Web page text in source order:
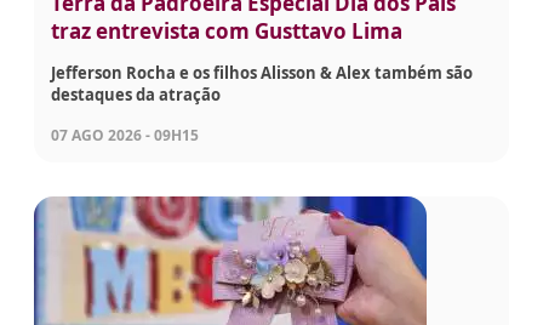
traz entrevista com Gusttavo Lima
Jefferson Rocha e os filhos Alisson & Alex também são
destaques da atração
07 AGO 2026 - 09H15